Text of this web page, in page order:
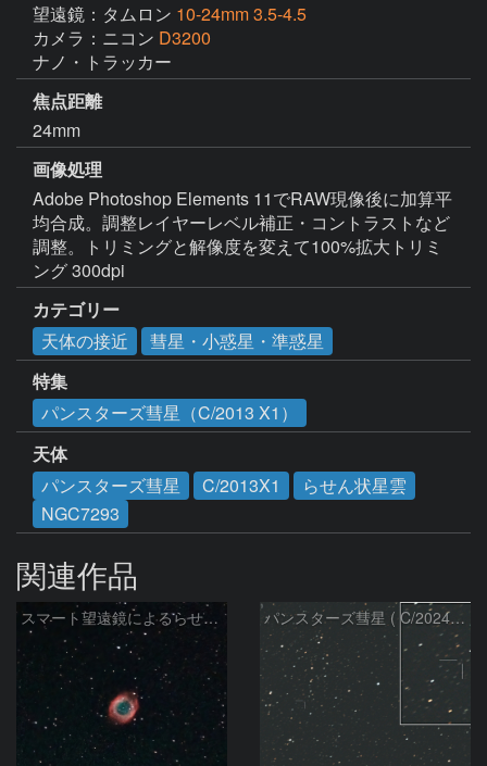
望遠鏡：タムロン 10-24mm 3.5-4.5
カメラ：ニコン D3200
ナノ・トラッカー
焦点距離
24mm
画像処理
Adobe Photoshop Elements 11でRAW現像後に加算平
均合成。調整レイヤーレベル補正・コントラストなど
調整。トリミングと解像度を変えて100%拡大トリミ
ング 300dpi
カテゴリー
天体の接近
彗星・小惑星・準惑星
特集
パンスターズ彗星（C/2013 X1）
天体
パンスターズ彗星
C/2013X1
らせん状星雲
NGC7293
関連作品
スマート望遠鏡によるらせん星雲 パンスターズ彗星 ( C/2024R4 )：2026/07/27